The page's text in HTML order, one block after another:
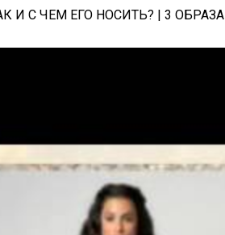
И С ЧЕМ ЕГО НОСИТЬ? | 3 ОБРАЗА